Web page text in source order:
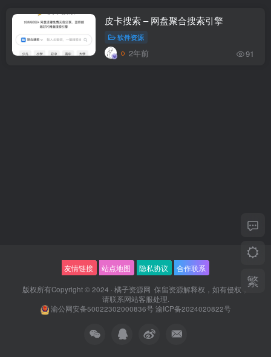
皮卡搜索 – 网盘聚合搜索引擎
软件资源
2年前 91
友情链接 站点地图 隐私协议 合作联系
版权所有Copyright © 2024 · 橘子资源网 保留资源解释权，如有侵权，
请联系网站客服处理.
渝公网安备50022302000836号 渝ICP备2024020822号
繁